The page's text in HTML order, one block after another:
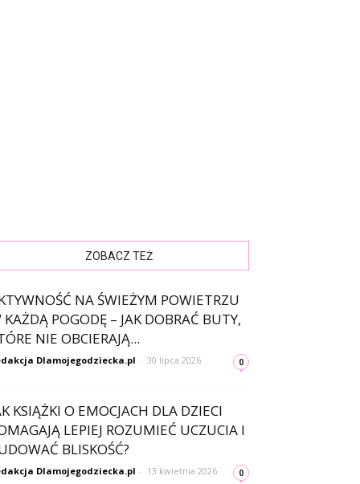
ZOBACZ TEŻ
NA ŚWIEŻYM POWIETRZU
KAŻDĄ POGODĘ – JAK DOBRAĆ BUTY,
NIE OBCIERAJĄ...
Dlamojegodziecka.pl - 30 lipca 2026 0
KSIĄŻKI O EMOCJACH DLA DZIECI
LEPIEJ ROZUMIEĆ UCZUCIA I
BLISKOŚĆ?
Dlamojegodziecka.pl - 13 kwietnia 2026 0